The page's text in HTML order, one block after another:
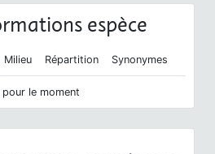
espèce
Milieu Répartition Synonymes
le moment